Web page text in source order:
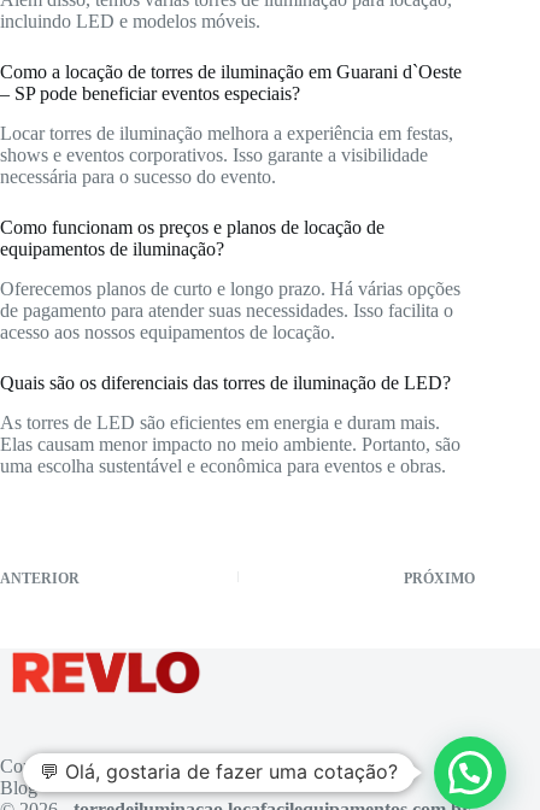
incluindo LED e modelos móveis.
Como a locação de torres de iluminação em Guarani d`Oeste
– SP pode beneficiar eventos especiais?
Locar torres de iluminação melhora a experiência em festas,
shows e eventos corporativos. Isso garante a visibilidade
necessária para o sucesso do evento.
Como funcionam os preços e planos de locação de
equipamentos de iluminação?
Oferecemos planos de curto e longo prazo. Há várias opções
de pagamento para atender suas necessidades. Isso facilita o
acesso aos nossos equipamentos de locação.
Quais são os diferenciais das torres de iluminação de LED?
As torres de LED são eficientes em energia e duram mais.
Elas causam menor impacto no meio ambiente. Portanto, são
uma escolha sustentável e econômica para eventos e obras.
ANTERIOR PRÓXIMO
Contato
Blog
💬 Olá, gostaria de fazer uma cotação?